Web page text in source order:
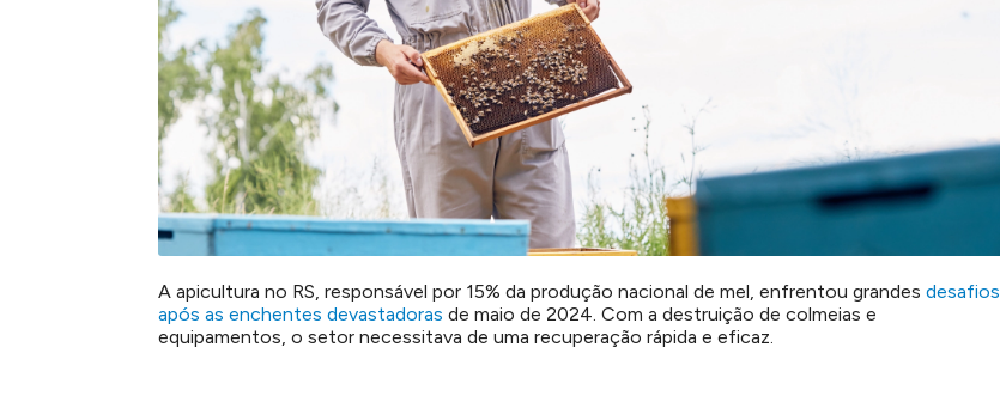
A apicultura no RS, responsável por 15% da produção nacional de mel, enfrentou grandes desafios
após as enchentes devastadoras de maio de 2024. Com a destruição de colmeias e
equipamentos, o setor necessitava de uma recuperação rápida e eficaz.